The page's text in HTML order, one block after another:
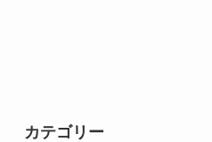
カテゴリー